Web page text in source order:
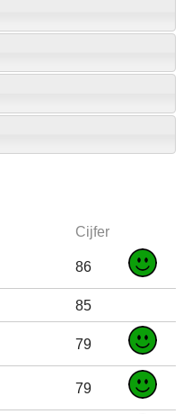
Cijfer
86
85
79
79